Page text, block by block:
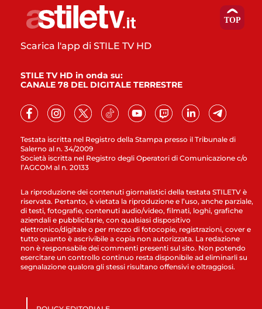
Testata iscritta nel Registro della Stampa presso il Tribunale di
Salerno al n. 34/2009
Società iscritta nel Registro degli Operatori di Comunicazione c/o
l’AGCOM al n. 20133
Scarica l'app di STILE TV HD
STILE TV HD in onda su:
CANALE 78 DEL DIGITALE TERRESTRE
La riproduzione dei contenuti giornalistici della testata STILETV è
riservata. Pertanto, è vietata la riproduzione e l’uso, anche parziale,
di testi, fotografie, contenuti audio/video, filmati, loghi, grafiche
aziendali e pubblicitarie, con qualsiasi dispositivo
elettronico/digitale o per mezzo di fotocopie, registrazioni, cover e
tutto quanto è ascrivibile a copia non autorizzata. La redazione
non è responsabile dei commenti presenti sul sito. Non potendo
esercitare un controllo continuo resta disponibile ad eliminarli su
segnalazione qualora gli stessi risultano offensivi e oltraggiosi.